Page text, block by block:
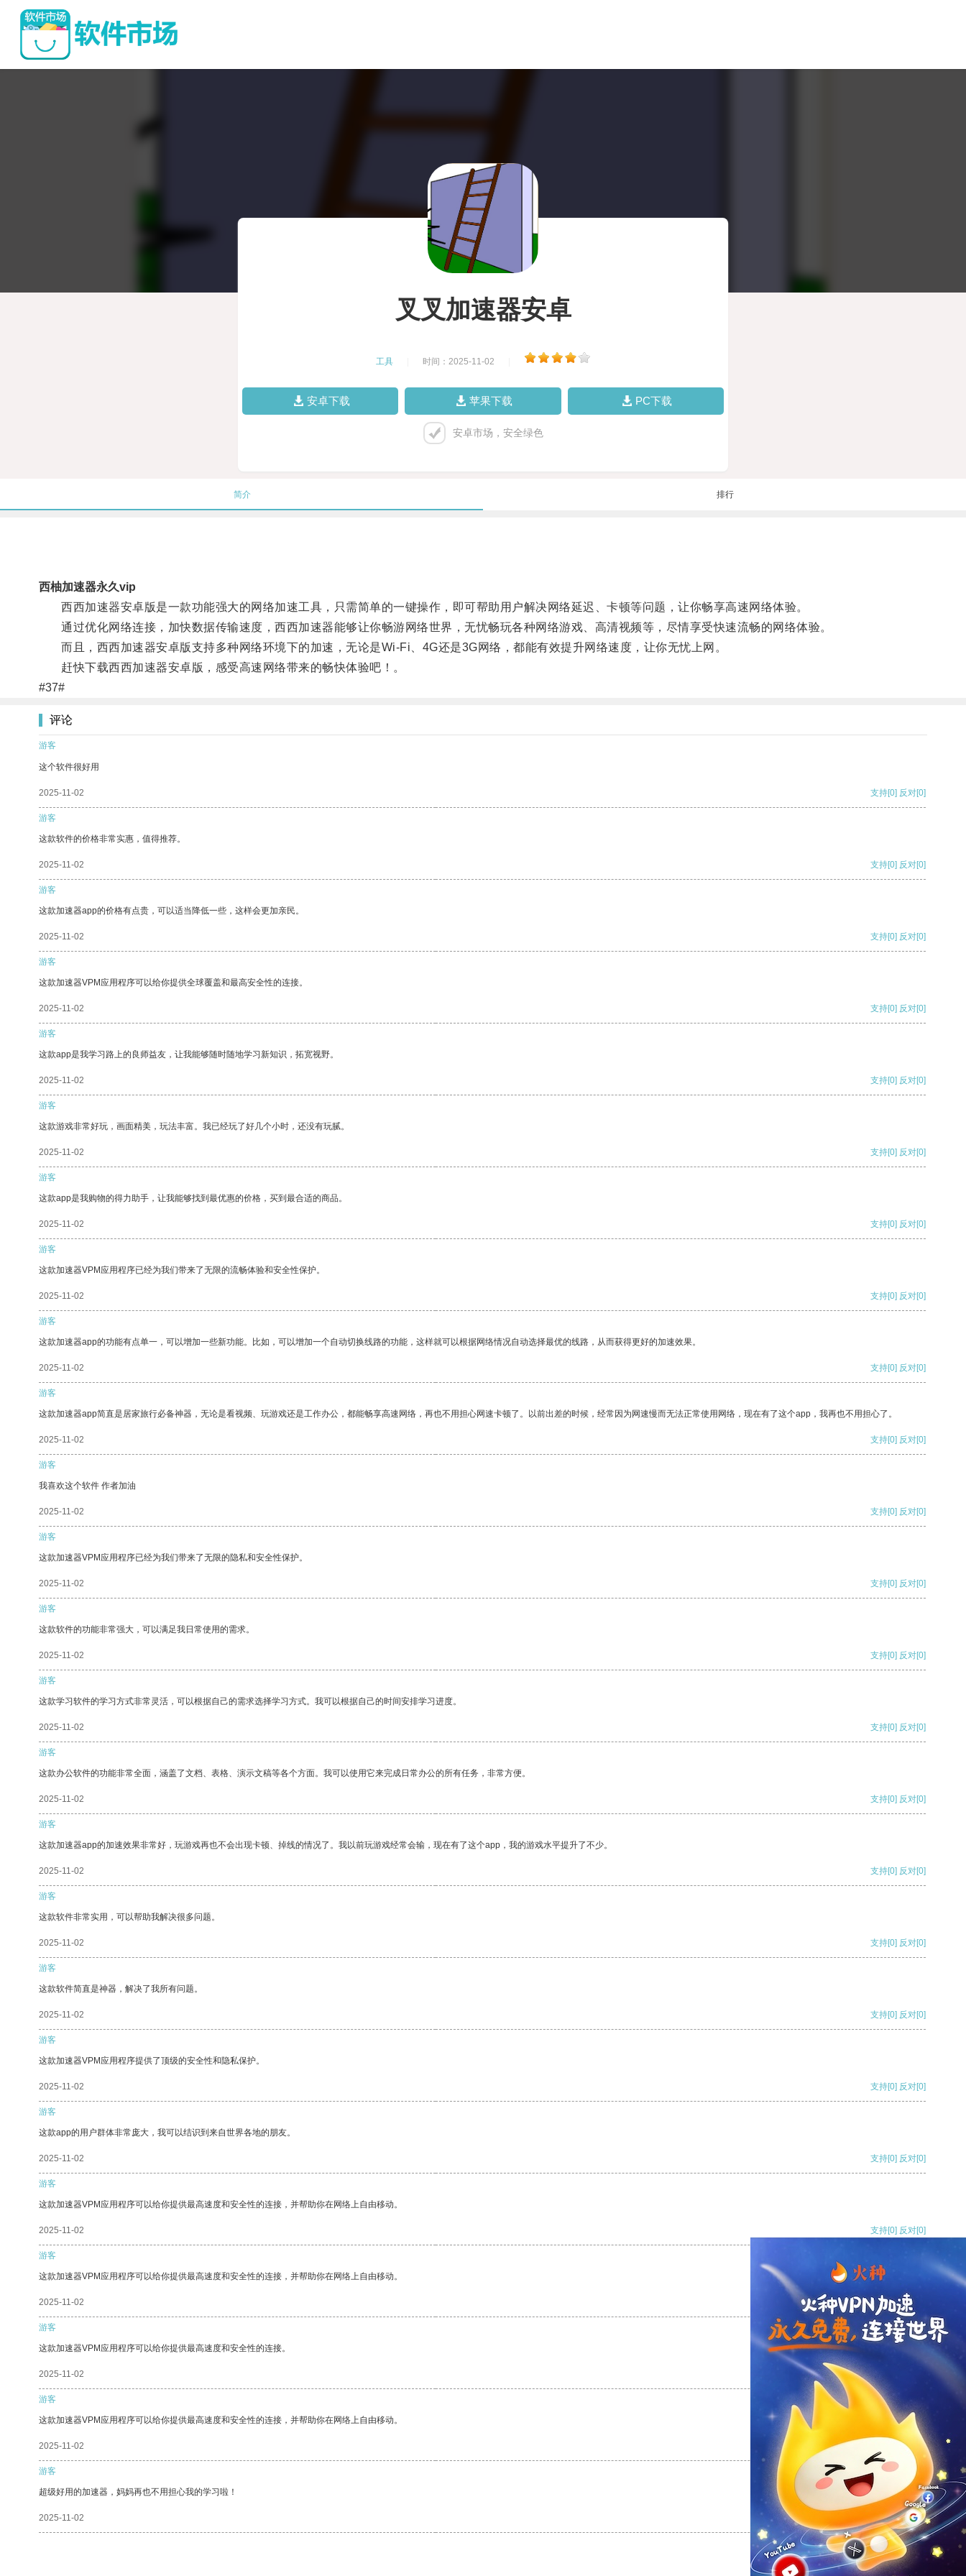
叉叉加速器安卓
工具 时间：2025-11-02
安卓下载 苹果下载 PC下载
安卓市场，安全绿色
简介 排行
西柚加速器永久vip
西西加速器安卓版是一款功能强大的网络加速工具，只需简单的一键操作，即可帮助用户解决网络延迟、卡顿等问题，让你畅享高速网络体验。
通过优化网络连接，加快数据传输速度，西西加速器能够让你畅游网络世界，无忧畅玩各种网络游戏、高清视频等，尽情享受快速流畅的网络体验。
而且，西西加速器安卓版支持多种网络环境下的加速，无论是Wi-Fi、4G还是3G网络，都能有效提升网络速度，让你无忧上网。
赶快下载西西加速器安卓版，感受高速网络带来的畅快体验吧！。
#37#
评论
游客
这个软件很好用
2025-11-02 支持[0] 反对[0]
游客
这款软件的价格非常实惠，值得推荐。
2025-11-02 支持[0] 反对[0]
游客
这款加速器app的价格有点贵，可以适当降低一些，这样会更加亲民。
2025-11-02 支持[0] 反对[0]
游客
这款加速器VPM应用程序可以给你提供全球覆盖和最高安全性的连接。
2025-11-02 支持[0] 反对[0]
游客
这款app是我学习路上的良师益友，让我能够随时随地学习新知识，拓宽视野。
2025-11-02 支持[0] 反对[0]
游客
这款游戏非常好玩，画面精美，玩法丰富。我已经玩了好几个小时，还没有玩腻。
2025-11-02 支持[0] 反对[0]
游客
这款app是我购物的得力助手，让我能够找到最优惠的价格，买到最合适的商品。
2025-11-02 支持[0] 反对[0]
游客
这款加速器VPM应用程序已经为我们带来了无限的流畅体验和安全性保护。
2025-11-02 支持[0] 反对[0]
游客
这款加速器app的功能有点单一，可以增加一些新功能。比如，可以增加一个自动切换线路的功能，这样就可以根据网络情况自动选择最优的线路，从而获得更好的加速效果。
2025-11-02 支持[0] 反对[0]
游客
这款加速器app简直是居家旅行必备神器，无论是看视频、玩游戏还是工作办公，都能畅享高速网络，再也不用担心网速卡顿了。以前出差的时候，经常因为网速慢而无法正常使用网络，现在有了这个app，我再也不用担心了。
2025-11-02 支持[0] 反对[0]
游客
我喜欢这个软件 作者加油
2025-11-02 支持[0] 反对[0]
游客
这款加速器VPM应用程序已经为我们带来了无限的隐私和安全性保护。
2025-11-02 支持[0] 反对[0]
游客
这款软件的功能非常强大，可以满足我日常使用的需求。
2025-11-02 支持[0] 反对[0]
游客
这款学习软件的学习方式非常灵活，可以根据自己的需求选择学习方式。我可以根据自己的时间安排学习进度。
2025-11-02 支持[0] 反对[0]
游客
这款办公软件的功能非常全面，涵盖了文档、表格、演示文稿等各个方面。我可以使用它来完成日常办公的所有任务，非常方便。
2025-11-02 支持[0] 反对[0]
游客
这款加速器app的加速效果非常好，玩游戏再也不会出现卡顿、掉线的情况了。我以前玩游戏经常会输，现在有了这个app，我的游戏水平提升了不少。
2025-11-02 支持[0] 反对[0]
游客
这款软件非常实用，可以帮助我解决很多问题。
2025-11-02 支持[0] 反对[0]
游客
这款软件简直是神器，解决了我所有问题。
2025-11-02 支持[0] 反对[0]
游客
这款加速器VPM应用程序提供了顶级的安全性和隐私保护。
2025-11-02 支持[0] 反对[0]
游客
这款app的用户群体非常庞大，我可以结识到来自世界各地的朋友。
2025-11-02 支持[0] 反对[0]
游客
这款加速器VPM应用程序可以给你提供最高速度和安全性的连接，并帮助你在网络上自由移动。
2025-11-02 支持[0] 反对[0]
游客
这款加速器VPM应用程序可以给你提供最高速度和安全性的连接，并帮助你在网络上自由移动。
2025-11-02 支持[0] 反对
游客
这款加速器VPM应用程序可以给你提供最高速度和安全性的连接。
2025-11-02 支持
游客
这款加速器VPM应用程序可以给你提供最高速度和安全性的连接，并帮助你在网络上自由移动。
2025-11-02 反对 [0]
游客
超级好用的加速器，妈妈再也不用担心我的学习啦！
2025-11-02 支持[0] 反对[0]